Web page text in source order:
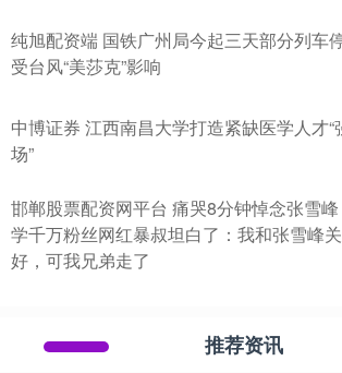
纯旭配资端 国铁广州局今起三天部分列车
受台风“美莎克”影响
中博证券 江西南昌大学打造紧缺医学人才“
场”
邯郸股票配资网平台 痛哭8分钟悼念张雪峰
学千万粉丝网红暴叔坦白了：我和张雪峰
好，可我兄弟走了
推荐资讯